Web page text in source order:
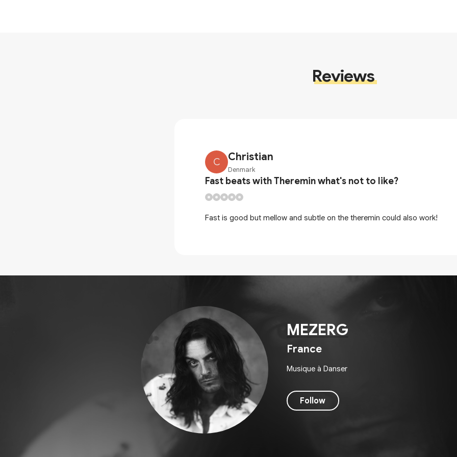
Reviews
C Christian
Denmark
Fast beats with Theremin what's not to like?
Fast is good but mellow and subtle on the theremin could also work!
MEZERG
France
Musique à Danser
Follow